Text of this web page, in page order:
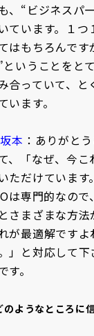
、“ビジネスパ
ています。１
はもちろんで
ということをと
合っていて、
います。
本 ：ありがと
、「なぜ、今
ただけています。
は専門的なの
さまざまな方
が最適解です
」と対応して
す。
のようなところに